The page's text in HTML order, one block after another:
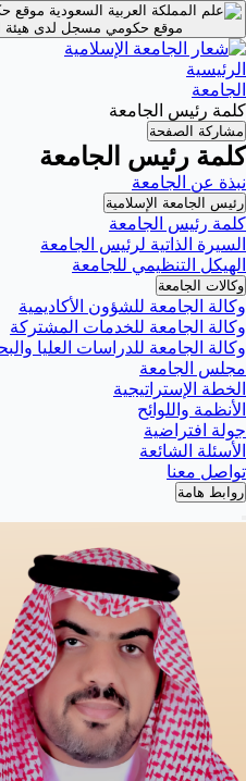
موقع
موقع حكومي مسجل لدى هيئة
الرئيسية
الجامعة
كلمة رئيس الجامعة
مشاركة الصفحة
كلمة رئيس الجامعة
نبذة عن الجامعة
رئيس الجامعة الإسلامية
كلمة رئيس الجامعة
السيرة الذاتية لرئيس الجامعة
الهيكل التنظيمي للجامعة
وكالات الجامعة
وكالة الجامعة للشؤون الأكاديمية
وكالة الجامعة للخدمات المشتركة
وكالة الجامعة للدراسات العليا
مجلس الجامعة
الخطة الإستراتيجية
الأنظمة واللوائح
جولة افتراضية
الأسئلة الشائعة
تواصل معنا
روابط هامة